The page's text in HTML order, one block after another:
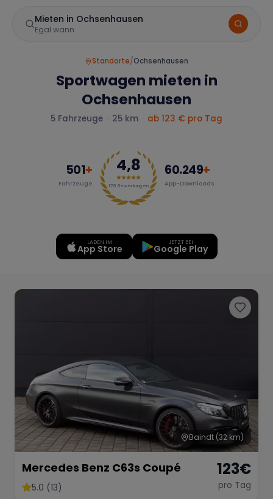
Mieten in Ochsenhausen
Egal wann
Marke
Porsche Lamborghini Ferrari
Tesla Chevrolet Dodge
Bentley Rolls Royce Aston Martin
Standorte/Ochsenhausen
Sportwagen mieten in
Ochsenhausen
5 Fahrzeuge 25 km ab 123 € pro Tag
501+
Fahrzeuge
4,8
178 Bewertungen
60.249+
App-Downloads
LADEN IM
App Store
JETZT BEI
Google Play
Baindt (32 km)
Mercedes Benz C63s Coupé
5.0 (13)
123€
pro Tag